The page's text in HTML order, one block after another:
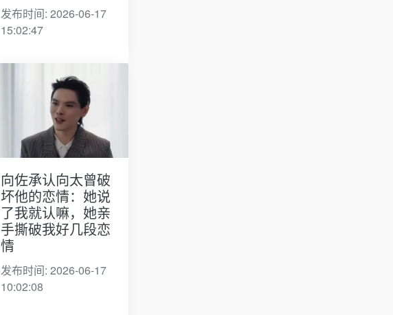
发布时间: 2026-06-17
15:02:47
向佐承认向太曾破
坏他的恋情：她说
了我就认嘛，她亲
手撕破我好几段恋
情
发布时间: 2026-06-17
10:02:08